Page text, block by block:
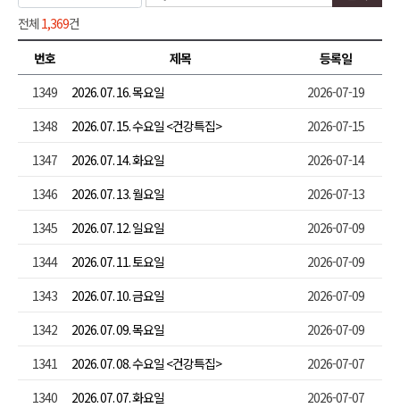
전체 1,369건
번호
제목
등록일
1349
2026. 07. 16. 목요일
2026-07-19
1348
2026. 07. 15. 수요일 <건강특집>
2026-07-15
1347
2026. 07. 14. 화요일
2026-07-14
1346
2026. 07. 13. 월요일
2026-07-13
1345
2026. 07. 12. 일요일
2026-07-09
1344
2026. 07. 11. 토요일
2026-07-09
1343
2026. 07. 10. 금요일
2026-07-09
1342
2026. 07. 09. 목요일
2026-07-09
1341
2026. 07. 08. 수요일 <건강특집>
2026-07-07
1340
2026. 07. 07. 화요일 2026-07-07